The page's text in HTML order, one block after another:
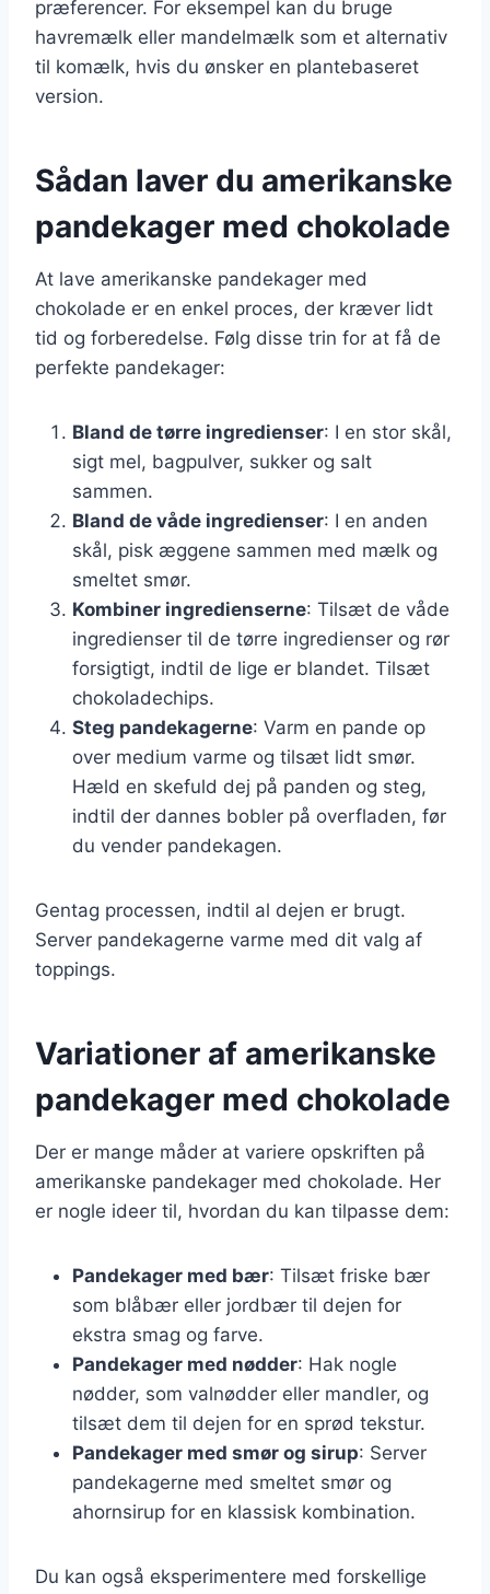
præferencer. For eksempel kan du bruge
havremælk eller mandelmælk som et alternativ
til komælk, hvis du ønsker en plantebaseret
version.
Sådan laver du amerikanske
pandekager med chokolade
At lave amerikanske pandekager med
chokolade er en enkel proces, der kræver lidt
tid og forberedelse. Følg disse trin for at få de
perfekte pandekager:
Bland de tørre ingredienser: I en stor skål,
sigt mel, bagpulver, sukker og salt
sammen.
Bland de våde ingredienser: I en anden
skål, pisk æggene sammen med mælk og
smeltet smør.
Kombiner ingredienserne: Tilsæt de våde
ingredienser til de tørre ingredienser og rør
forsigtigt, indtil de lige er blandet. Tilsæt
chokoladechips.
Steg pandekagerne: Varm en pande op
over medium varme og tilsæt lidt smør.
Hæld en skefuld dej på panden og steg,
indtil der dannes bobler på overfladen, før
du vender pandekagen.
Gentag processen, indtil al dejen er brugt.
Server pandekagerne varme med dit valg af
toppings.
Variationer af amerikanske
pandekager med chokolade
Der er mange måder at variere opskriften på
amerikanske pandekager med chokolade. Her
er nogle ideer til, hvordan du kan tilpasse dem:
Pandekager med bær: Tilsæt friske bær
som blåbær eller jordbær til dejen for
ekstra smag og farve.
Pandekager med nødder: Hak nogle
nødder, som valnødder eller mandler, og
tilsæt dem til dejen for en sprød tekstur.
Pandekager med smør og sirup: Server
pandekagerne med smeltet smør og
ahornsirup for en klassisk kombination.
Du kan også eksperimentere med forskellige